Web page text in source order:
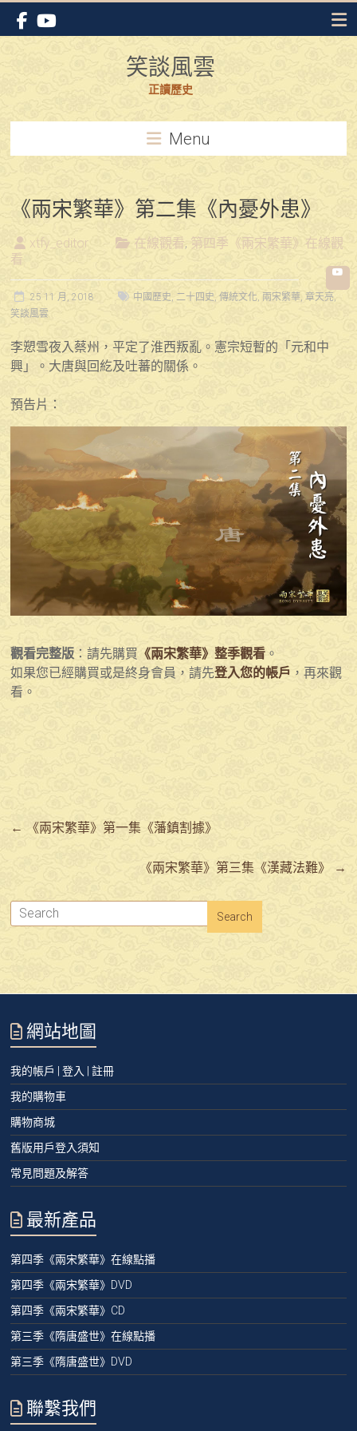
Skip
content
笑談風雲
正讀歷史
Menu
《兩宋繁華》第二集《內憂外患》
xtfy_editor 在線觀看, 第四季《兩宋繁華》在線觀
看
25 11 月, 2018 中國歷史,二十四史,傳統文化, 兩宋繁華,章天亮,
笑談風雲
李愬雪夜入蔡州，平定了淮西叛亂。憲宗短暫的「元和中
興」。大唐與回紇及吐蕃的關係。
預告片：
觀看完整版 ：請先購買 《兩宋繁華》整季觀看 。
如果您已經購買或是終身會員，請先登入您的帳戶 ，再來觀
看。
← 《兩宋繁華》第一集《藩鎮割據》
《兩宋繁華》第三集《漢藏法難》 →
網站地圖
我的帳戶 | 登入 | 註冊
我的購物車
購物商城
舊版用戶登入須知
常見問題及解答
最新產品
第四季《兩宋繁華》在線點播
第四季《兩宋繁華》DVD
第四季《兩宋繁華》CD
第三季《隋唐盛世》在線點播
第三季《隋唐盛世》DVD
聯繫我們